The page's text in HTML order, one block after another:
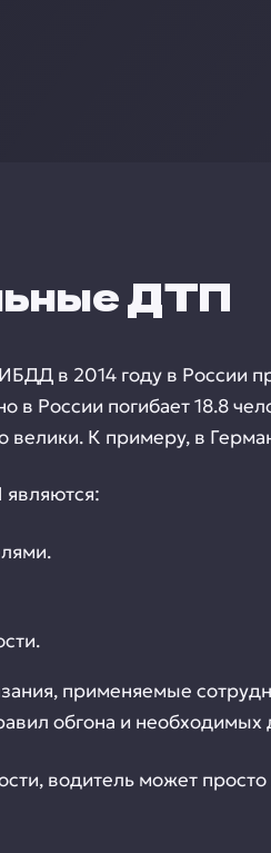
ДТП
в 2014 году в России
в России погибает 18.8
велики. К примеру, в
применяемые
обгона и
водитель может